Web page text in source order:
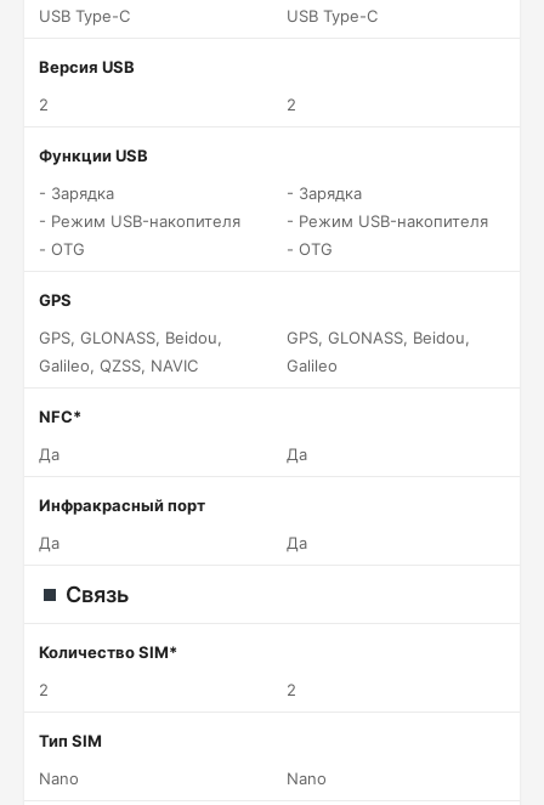
USB Type-C
USB Type-C
Версия USB
2
2
Функции USB
- Зарядка
- Режим USB-накопителя
- OTG
- Зарядка
- Режим USB-накопителя
- OTG
GPS
GPS, GLONASS, Beidou,
Galileo, QZSS, NAVIC
GPS, GLONASS, Beidou,
Galileo
NFC*
Да
Да
Инфракрасный порт
Да
Да
Связь
Количество SIM*
2
2
Тип SIM
Nano
Nano